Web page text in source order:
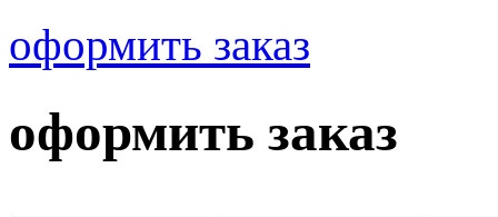
оформить заказ
оформить заказ